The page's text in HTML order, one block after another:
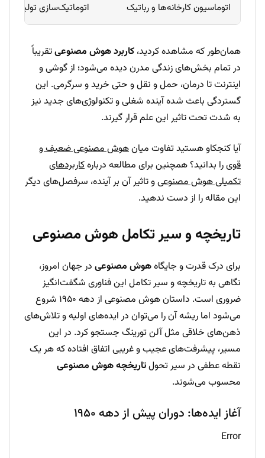
اتوماسیون کارخانه‌ها و رباتیک اتوماتیک‌سازی تولید،
همان‌طور که مشاهده کردید، کاربرد هوش مصنوعیتقریباً
در تمام بخش‌های زندگی مدرن دیده می‌شود؛ از گوشی و
اینترنت تا درمان، حمل و نقل و حتی خرید و سرگرمی. این
گستردگی باعث شده آینده شغلی و تکنولوژی‌های جدید نیز
به شدت تحت تاثیر این علم قرار گیرند.
آیا کنجکاو هستید تفاوت میانهوش مصنوعی ضعیف و
قویرا بدانید؟ همچنین برای مطالعه دربارهکاربردهای
تکمیلی هوش مصنوعیو تاثیر آن بر آینده، سرفصل‌های دیگر
این مقاله را از دست ندهید.
تاریخچه و سیر تکامل هوش مصنوعی
برای درک قدرت و جایگاههوش مصنوعی در جهان امروز،
نگاهی به تاریخچه و سیر تکامل این فناوری شگفت‌انگیز
ضروری است. داستان هوش مصنوعی از دهه ۱۹۵۰ شروع
می‌شود اما ریشه آن را می‌توان در ایده‌های اولیه و تلاش‌های
ذهن‌های خلاقی مثل آلن تورینگ جستجو کرد. در این
مسیر، پیشرفت‌های عجیب و غریبی اتفاق افتاده که هر یک
نقطه عطفی در سیر تحولتاریخچه هوش مصنوعی
محسوب می‌شوند.
آغاز ایده‌ها: دوران پیش از دهه ۱۹۵۰
Error